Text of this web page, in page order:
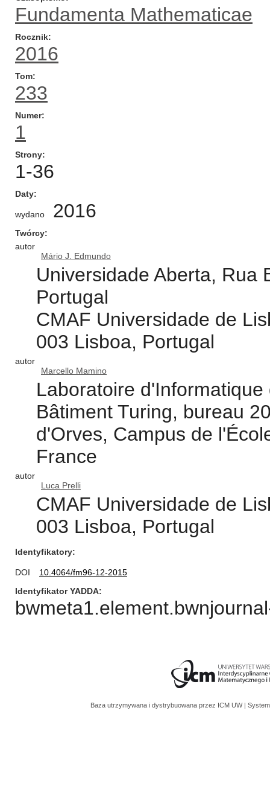
Fundamenta Mathematicae
Rocznik
2016
Tom
233
Numer
1
Strony
1-36
Daty
wydano 2016
Twórcy
autor
Mário J. Edmundo
Universidade Aberta, Rua
Portugal
CMAF Universidade de
003 Lisboa, Portugal
autor
Marcello Mamino
Laboratoire
Bâtiment Turing, bureau
d'Orves, Campus de
France
autor
Luca Prelli
CMAF Universidade de
003 Lisboa, Portugal
Identyfikatory
DOI
10.4064/fm96-12-2015
Identyfikator YADDA
Baza utrzymywana i dystrybuowana przez ICM UW |